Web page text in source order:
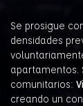
Se prosigue
densidades
apartamentos.
comunitarios:
creando un